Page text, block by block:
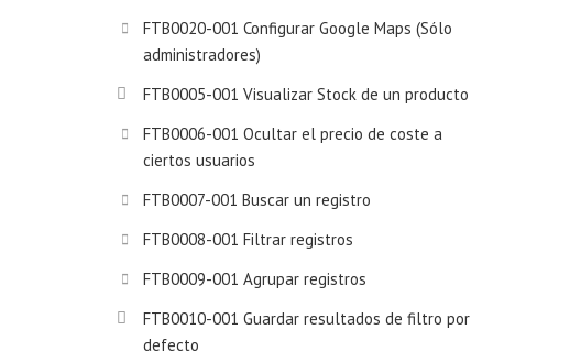
FTB0020-001 Configurar Google Maps (Sólo
administradores)
FTB0005-001 Visualizar Stock de un producto
FTB0006-001 Ocultar el precio de coste a
ciertos usuarios
FTB0007-001 Buscar un registro
FTB0008-001 Filtrar registros
FTB0009-001 Agrupar registros
FTB0010-001 Guardar resultados de filtro por
defecto